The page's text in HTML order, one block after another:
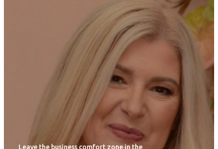
Leave the business comfort zone in the